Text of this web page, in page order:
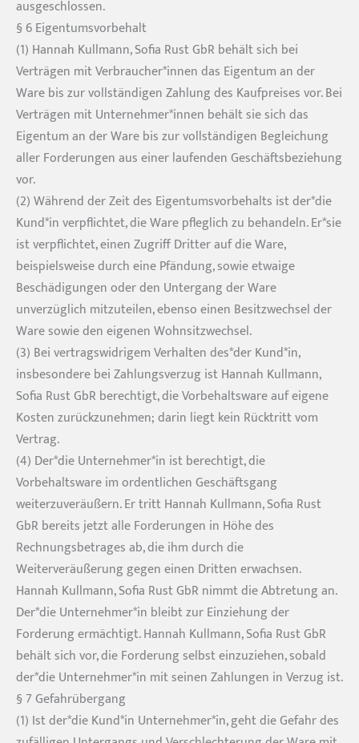
ausgeschlossen.
§ 6 Eigentumsvorbehalt
(1) Hannah Kullmann, Sofia Rust GbR behält sich bei
Verträgen mit Verbraucher*innen das Eigentum an der
Ware bis zur vollständigen Zahlung des Kaufpreises vor. Bei
Verträgen mit Unternehmer*innen behält sie sich das
Eigentum an der Ware bis zur vollständigen Begleichung
aller Forderungen aus einer laufenden Geschäftsbeziehung
vor.
(2) Während der Zeit des Eigentumsvorbehalts ist der*die
Kund*in verpflichtet, die Ware pfleglich zu behandeln. Er*sie
ist verpflichtet, einen Zugriff Dritter auf die Ware,
beispielsweise durch eine Pfändung, sowie etwaige
Beschädigungen oder den Untergang der Ware
unverzüglich mitzuteilen, ebenso einen Besitzwechsel der
Ware sowie den eigenen Wohnsitzwechsel.
(3) Bei vertragswidrigem Verhalten des*der Kund*in,
insbesondere bei Zahlungsverzug ist Hannah Kullmann,
Sofia Rust GbR berechtigt, die Vorbehaltsware auf eigene
Kosten zurückzunehmen; darin liegt kein Rücktritt vom
Vertrag.
(4) Der*die Unternehmer*in ist berechtigt, die
Vorbehaltsware im ordentlichen Geschäftsgang
weiterzuveräußern. Er tritt Hannah Kullmann, Sofia Rust
GbR bereits jetzt alle Forderungen in Höhe des
Rechnungsbetrages ab, die ihm durch die
Weiterveräußerung gegen einen Dritten erwachsen.
Hannah Kullmann, Sofia Rust GbR nimmt die Abtretung an.
Der*die Unternehmer*in bleibt zur Einziehung der
Forderung ermächtigt. Hannah Kullmann, Sofia Rust GbR
behält sich vor, die Forderung selbst einzuziehen, sobald
der*die Unternehmer*in mit seinen Zahlungen in Verzug ist.
§ 7 Gefahrübergang
(1) Ist der*die Kund*in Unternehmer*in, geht die Gefahr des